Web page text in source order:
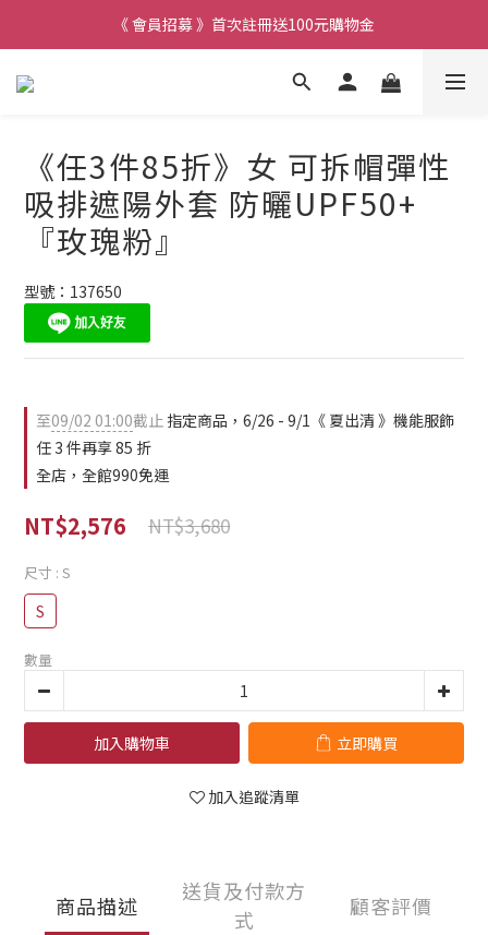
《 會員招募 》首次註冊送100元購物金
《任3件85折》女 可拆帽彈性
吸排遮陽外套 防曬UPF50+
『玫瑰粉』
型號：137650
至09/02 01:00截止 指定商品，6/26 - 9/1《 夏出清 》機能服飾
任 3 件再享 85 折
全店，全館990免運
NT$2,576 NT$3,680
尺寸 : S
S
數量
加入購物車 立即購買
加入追蹤清單
商品描述
送貨及付款方
式
顧客評價